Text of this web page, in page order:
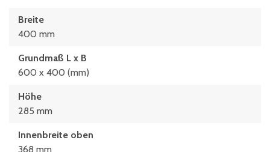
Breite
400 mm
Grundmaß L x B
600 x 400 (mm)
Höhe
285 mm
Innenbreite oben
368 mm